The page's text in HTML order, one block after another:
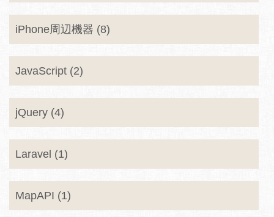
iPhone周辺機器 (8)
JavaScript (2)
jQuery (4)
Laravel (1)
MapAPI (1)